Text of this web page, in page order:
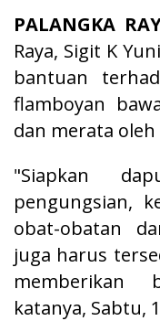
PALANGKA
Raya, Sigit K
bantuan
flamboyan
dan merata
"Siapkan
pengungsian,
obat-obatan
juga harus
memberikan
katanya, Sabtu,